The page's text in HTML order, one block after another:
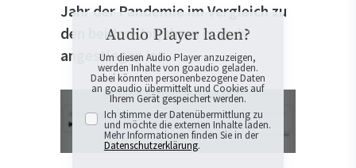
Jahr der Pandemie im Vergleich zu
den beiden Vorjahren massiv
angestiegen ist.
Audio Player laden?
Um diesen Audio Player anzuzeigen,
werden Inhalte von goaudio geladen.
Dabei könnten personenbezogene Daten
an goaudio übermittelt und Cookies auf
Ihrem Gerät gespeichert werden.
Ich stimme der Datenübermittlung zu
und möchte die externen Inhalte laden.
Mehr Informationen finden Sie in der
Datenschutzerklärung.